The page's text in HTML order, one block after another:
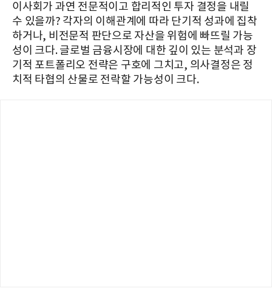
이사회가 과연 전문적이고 합리적인 투자 결정을 내릴
수 있을까? 각자의 이해관계에 따라 단기적 성과에 집착
하거나, 비전문적 판단으로 자산을 위험에 빠뜨릴 가능
성이 크다. 글로벌 금융시장에 대한 깊이 있는 분석과 장
기적 포트폴리오 전략은 구호에 그치고, 의사결정은 정
치적 타협의 산물로 전락할 가능성이 크다.